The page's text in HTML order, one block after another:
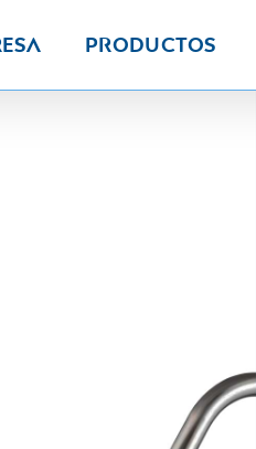
Productos